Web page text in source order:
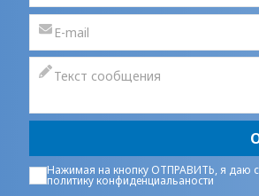
Нажимая на кнопку ОТПРАВИТЬ, я даю
политику конфиденциальаности